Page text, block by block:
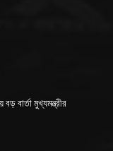
বড় বার্তা মুখ্যমন্ত্রীর